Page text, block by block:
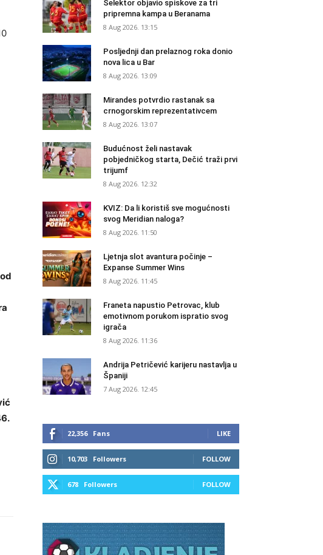
od
Selektor objavio spiskove za tri
pripremna kampa u Beranama
8 Aug 2026. 13:15
Posljednji dan prelaznog roka donio
nova lica u Bar
8 Aug 2026. 13:09
Mirandes potvrdio rastanak sa
crnogorskim reprezentativcem
8 Aug 2026. 13:07
Budućnost želi nastavak
pobjedničkog starta, Dečić traži prvi
trijumf
8 Aug 2026. 12:32
KVIZ: Da li koristiš sve mogućnosti
svog Meridian naloga?
8 Aug 2026. 11:50
Ljetnja slot avantura počinje –
Expanse Summer Wins
8 Aug 2026. 11:45
Franeta napustio Petrovac, klub
emotivnom porukom ispratio svog
igrača
8 Aug 2026. 11:36
Andrija Petričević karijeru nastavlja u
Španiji
7 Aug 2026. 12:45
22,356 Fans LIKE
10,703 Followers FOLLOW
678 Followers FOLLOW